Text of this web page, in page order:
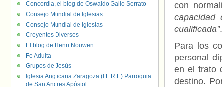
con
capacidad
cualificada”.
Para los
personal
en el trato
destino.
Concordia, el blog de Oswaldo Gallo Serrato
Consejo Mundial de Iglesias
Consejo Mundial de Iglesias
Creyentes Diverses
El blog de Henri Nouwen
Fe Adulta
Grupos de Jesús
Iglesia Anglicana Zaragoza (I.E.R.E) Parroquia
de San Andres Apóstol